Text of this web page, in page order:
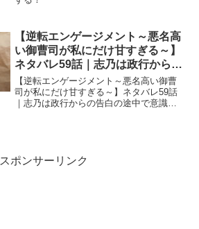
【逆転エンゲージメント～悪名高
い御曹司が私にだけ甘すぎる～】
ネタバレ59話｜志乃は政行からの
告白の途中で意識が朦朧となる
【逆転エンゲージメント～悪名高い御曹
司が私にだけ甘すぎる～】ネタバレ59話
｜志乃は政行からの告白の途中で意識が
スポンサーリンク